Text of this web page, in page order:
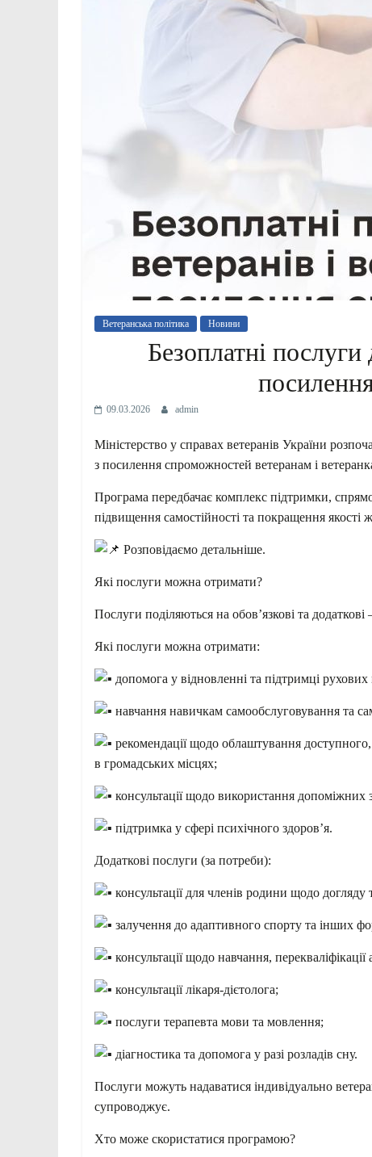
Ветеранська політика Новини
Безоплатні послуги
09.03.2026 admin
Міністерство у справах ветеранів України
з посилення спроможностей ветеранам і
Програма передбачає комплекс підтримки,
підвищення самостійності та покращення якості
Розповідаємо детальніше.
Які послуги можна отримати?
Послуги поділяються на обов’язкові та
Які послуги можна отримати:
допомога у відновленні та підтримці
навчання навичкам самообслуговування та
рекомендації щодо облаштування
в громадських місцях;
консультації щодо використання допоміжних
підтримка у сфері психічного здоров’я.
Додаткові послуги (за потреби):
консультації для членів родини щодо догляду
залучення до адаптивного спорту та інших
консультації щодо навчання,
консультації лікаря-дієтолога;
послуги терапевта мови та мовлення;
діагностика та допомога у разі розладів сну.
Послуги можуть надаватися індивідуально
супроводжує.
Хто може скористатися програмою?